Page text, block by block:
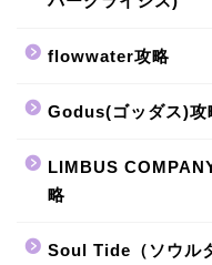
flowwater攻略
Godus(ゴッダス)攻
LIMBUS
略
Soul Tide（ソウル